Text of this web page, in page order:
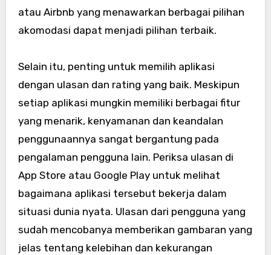
atau Airbnb yang menawarkan berbagai pilihan
akomodasi dapat menjadi pilihan terbaik.
Selain itu, penting untuk memilih aplikasi
dengan ulasan dan rating yang baik. Meskipun
setiap aplikasi mungkin memiliki berbagai fitur
yang menarik, kenyamanan dan keandalan
penggunaannya sangat bergantung pada
pengalaman pengguna lain. Periksa ulasan di
App Store atau Google Play untuk melihat
bagaimana aplikasi tersebut bekerja dalam
situasi dunia nyata. Ulasan dari pengguna yang
sudah mencobanya memberikan gambaran yang
jelas tentang kelebihan dan kekurangan